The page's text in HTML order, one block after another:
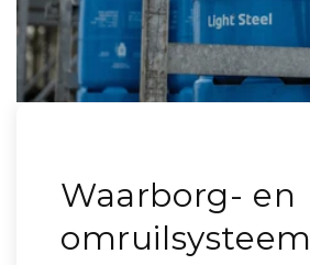
Waarborg- en
omruilsysteem